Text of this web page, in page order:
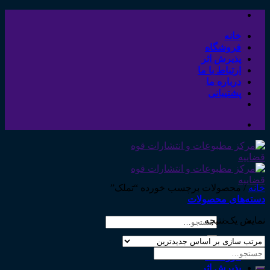
Skip
contentخانه
فروشگاه
پذیرش اثر
ارتباط با ما
درباره ما
پشتیبانی
جستجو
خانه
فروشگاه
پذیرش اثر
خانه /محصولات برچسب خورده “تملک”
دسته‌های محصولات
نمایش یک نتیجه
جستجو